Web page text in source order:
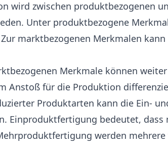
wird zwischen produktbezogenen
Unter produktbezogene
marktbezogenen Merkmalen
Merkmale können
Anstoß für die Produktion
Produktarten kann die Ein-
Einproduktfertigung bedeutet, dass
werden